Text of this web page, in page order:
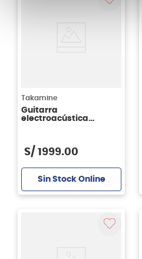
Takamine
Guitarra
electroacústica
S/ 1999.00
Sin Stock Online